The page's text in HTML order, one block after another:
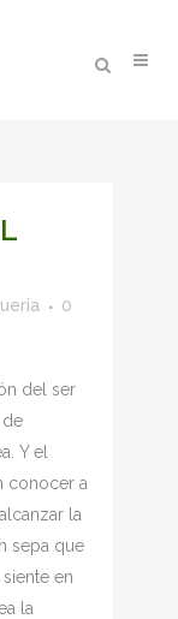
0
del ser
de
Y el
conocer a
la
sepa que
en
la